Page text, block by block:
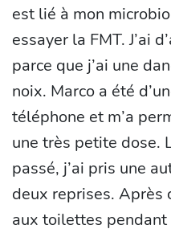
est lié à mon
essayer la FMT. J’ai
parce que j’ai une
noix. Marco a été
téléphone et m’a
une très petite dose.
passé, j’ai pris une
deux reprises. Après
aux toilettes pendant